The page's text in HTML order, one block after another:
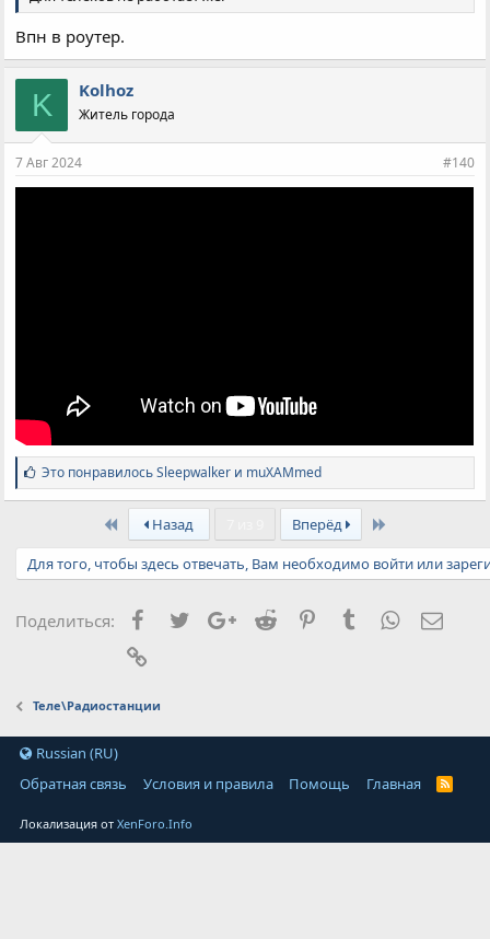
Впн в роутер.
K Kolhoz
Житель города
7 Авг 2024 #140
С
и
м
т
и
Это понравилосьSleepwalker и muXAMmed
First Назад Вперёд
Для того, чтобы здесь отвечать, Вам необходимо войти или
Поделиться: Facebook
TwitterGoogle+
Reddit PinterestTumblrWhatsApp
Теле\Радиостанции
Russian (RU)
Обратная связь
Условия и правила Помощь Главная
Локализация отXenForo.Info